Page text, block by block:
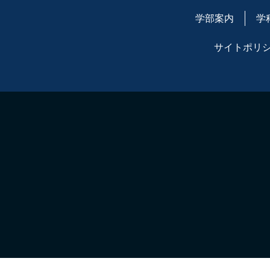
学部案内 学
サイトポリ